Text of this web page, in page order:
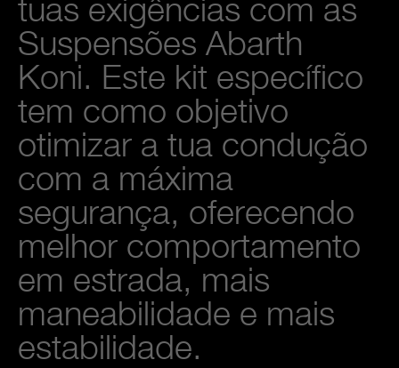
tuas exigências com as
Suspensões Abarth
Koni. Este kit específico
tem como objetivo
otimizar a tua condução
com a máxima
segurança, oferecendo
melhor comportamento
em estrada, mais
maneabilidade e mais
estabilidade.